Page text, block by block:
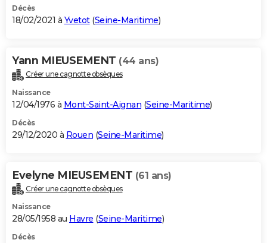
Décès
18/02/2021 à Yvetot(Seine-Maritime)
Yann MIEUSEMENT (44 ans)
Créer une cagnotte obsèques
Naissance
12/04/1976 à Mont-Saint-Aignan (Seine-Maritime)
Décès
29/12/2020 à Rouen (Seine-Maritime)
Evelyne MIEUSEMENT (61 ans)
Créer une cagnotte obsèques
Naissance
28/05/1958 au Havre (Seine-Maritime)
Décès